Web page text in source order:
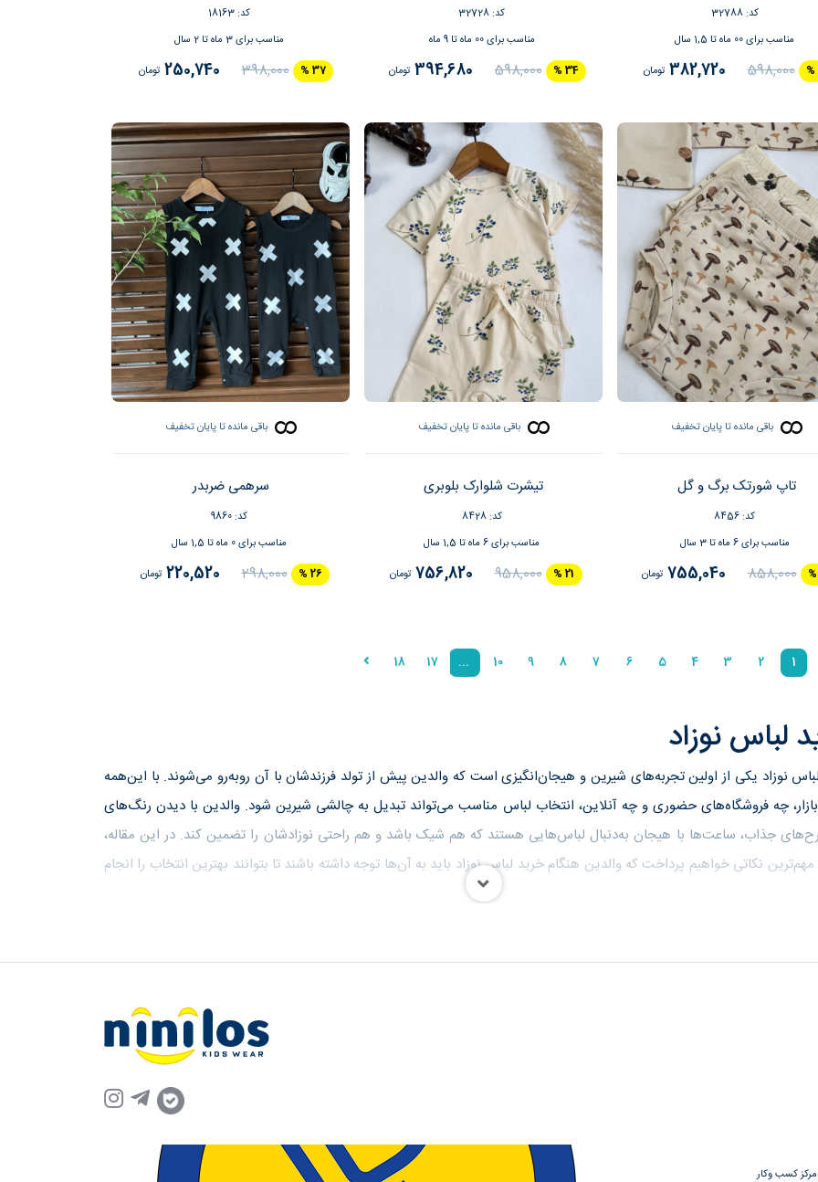
کد: 32788
مناسب برای 00 ماه تا 1,5 سال
382,720 تومان 598,000
کد: 32728
مناسب برای 00 ماه تا 9 ماه
394,680 تومان 34 %
598,000
کد: 18163
مناسب برای 3 ماه تا 2 سال
250,740 تومان 37 %
398,000
باقی مانده تا پایان تخفیف
تاپ شورتک برگ و گل
کد: 8456
مناسب برای 6 ماه تا 3 سال
755,040 تومان 858,000
باقی مانده تا پایان تخفیف
تیشرت شلوارک بلوبری
کد: 8428
مناسب برای 6 ماه تا 1,5 سال
756,820 تومان 21 %
958,000
باقی مانده تا پایان تخفیف
سرهمی ضربدر
کد: 9860
مناسب برای 0 ماه تا 1,5 سال
220,520 تومان 26 %
298,000
1
2
3
4
5
6
7
8
9
10
...
17
18
لباس نوزاد
نوزاد یکی از اولین تجربه‌های شیرین و هیجان‌انگیزی است که والدین پیش از تولد فرزندشان با آن روبه‌رو می‌شوند. با این‌همه
چه فروشگاه‌های حضوری و چه آنلاین، انتخاب لباس مناسب می‌تواند تبدیل به چالشی شیرین شود. والدین با دیدن رنگ‌های
جذاب، ساعت‌ها با هیجان به‌دنبال لباس‌هایی هستند که هم شیک باشد و هم راحتی نوزادشان را تضمین کند. در این مقاله،
نکاتی خواهیم پرداخت که والدین هنگام خرید لباس نوزاد باید به آن‌ها توجه داشته باشند تا بتوانند بهترین انتخاب را انجام
مناسب است؛ اما هنگام انتخاب لباس نوزاد، باید توجه داشت که سرعت رشد در هر کودک متفاوت است. برای نوزادان نارس نیز
با یقه‌های گشاد یا دکمه‌دار به‌دلیل راحتی در پوشیدن و درآوردن، گزینه‌های ایده‌آلی برای نوزادان هستند. زیرپیراهنی و دستکش‌ها
ذکرشده، لباس‌های یک‌تکه به‌ویژه در روزهای ابتدایی زندگی نوزاد، راحت‌ترین و کاربردی‌ترین گزینه‌ها هستند؛ زیرا از ورود هوا به
مرکز کسب وکار